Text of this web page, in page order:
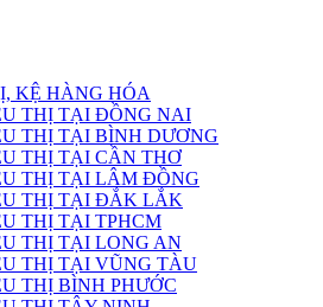
KỆ HÀNG HÓA
THỊ TẠI ĐỒNG NAI
THỊ TẠI BÌNH DƯƠNG
THỊ TẠI CẦN THƠ
THỊ TẠI LÂM ĐỒNG
THỊ TẠI ĐẮK LẮK
THỊ TẠI TPHCM
THỊ TẠI LONG AN
THỊ TẠI VŨNG TÀU
THỊ BÌNH PHƯỚC